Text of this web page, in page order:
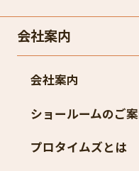
会社案内
会社案内
ショールームのご
プロタイムズとは